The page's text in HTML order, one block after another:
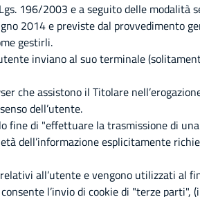
196/2003 e a seguito delle modalità
2014 e previste dal provvedimento
gestirli.
inviano al suo terminale
che assistono il Titolare
dell’utente.
fine di "effettuare la trasmissione di
dell’informazione esplicitamente
all’utente e vengono utilizzati al
l’invio di cookie di "terze